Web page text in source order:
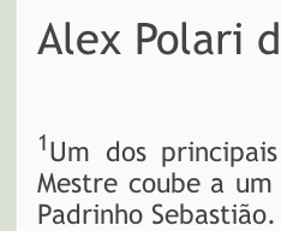
Alex Polari
1Um dos
Mestre coube a
Padrinho Sebastião.